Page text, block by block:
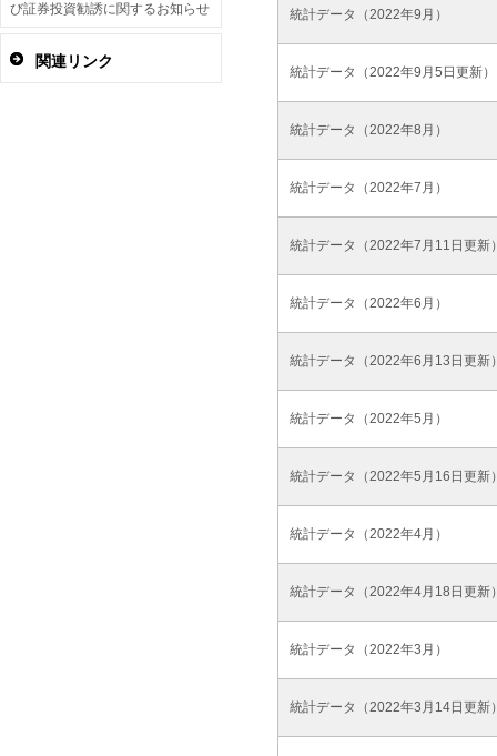
統計データ（2022年9月）
統計データ（2022年9月5日更新）
統計データ（2022年8月）
統計データ（2022年7月）
統計データ（2022年7月11日更新
統計データ（2022年6月）
統計データ（2022年6月13日更新
統計データ（2022年5月）
統計データ（2022年5月16日更新
統計データ（2022年4月）
統計データ（2022年4月18日更新
統計データ（2022年3月）
統計データ（2022年3月14日更新
び証券投資勧誘に関するお知らせ
関連リンク